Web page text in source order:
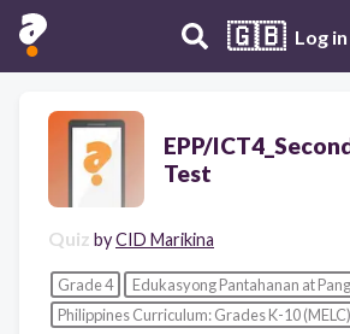
🇬🇧 Log in
EPP/
Test
Quiz byCID Marikina
Grade 4
Edukasyong Pantahanan at
Philippines Curriculum: Grades K-10 (MELC)